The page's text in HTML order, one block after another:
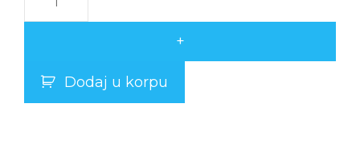
+
Dodaj u korpu